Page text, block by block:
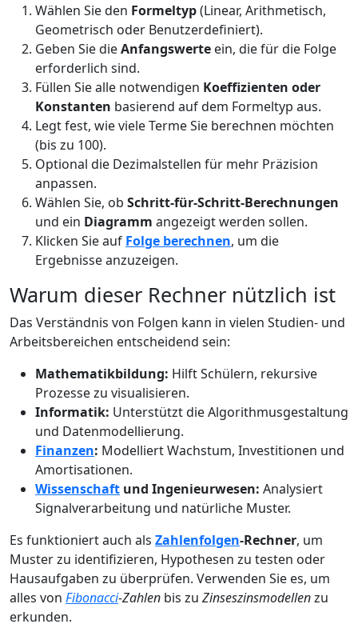
Wählen Sie den Formeltyp(Linear, Arithmetisch,
Geometrisch oder Benutzerdefiniert).
Geben Sie dieAnfangswerte ein, die für die Folge
erforderlich sind.
Füllen Sie alle notwendigen Koeffizienten oder
Konstanten basierend auf dem Formeltyp aus.
Legt fest, wie viele Terme Sie berechnen möchten
(bis zu 100).
Optional die Dezimalstellen für mehr Präzision
anpassen.
Wählen Sie, ob Schritt-für-Schritt-Berechnungen
und ein Diagramm angezeigt werden sollen.
Klicken Sie auf Folge berechnen, um die
Ergebnisse anzuzeigen.
Warum dieser Rechner nützlich ist
Das Verständnis von Folgen kann in vielen Studien- und
Arbeitsbereichen entscheidend sein:
Mathematikbildung: Hilft Schülern, rekursive
Prozesse zu visualisieren.
Informatik: Unterstützt die Algorithmusgestaltung
und Datenmodellierung.
Finanzen: Modelliert Wachstum, Investitionen und
Amortisationen.
Wissenschaft und Ingenieurwesen: Analysiert
Signalverarbeitung und natürliche Muster.
Es funktioniert auch als Zahlenfolgen-Rechner, um
Muster zu identifizieren, Hypothesen zu testen oder
Hausaufgaben zu überprüfen. Verwenden Sie es, um
alles von Fibonacci-Zahlen bis zu Zinseszinsmodellenzu
erkunden.